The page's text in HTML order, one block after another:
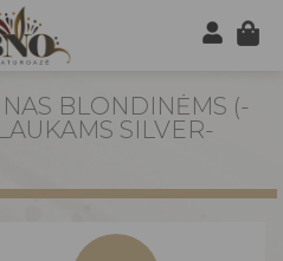
BLONDINĖMS (-
SILVER-